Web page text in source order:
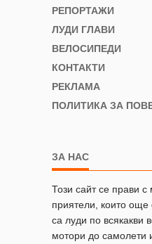
РЕПОРТАЖИ
ЛУДИ ГЛАВИ
ВЕЛОСИПЕДИ
КОНТАКТИ
РЕКЛАМА
ПОЛИТИКА ЗА
ЗА НАС
Този сайт се прави с
приятели, които още
са луди по всякакви
мотори до самолети